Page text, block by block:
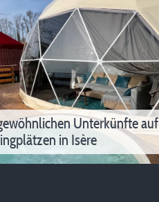
Unterkünfte auf
in Isère